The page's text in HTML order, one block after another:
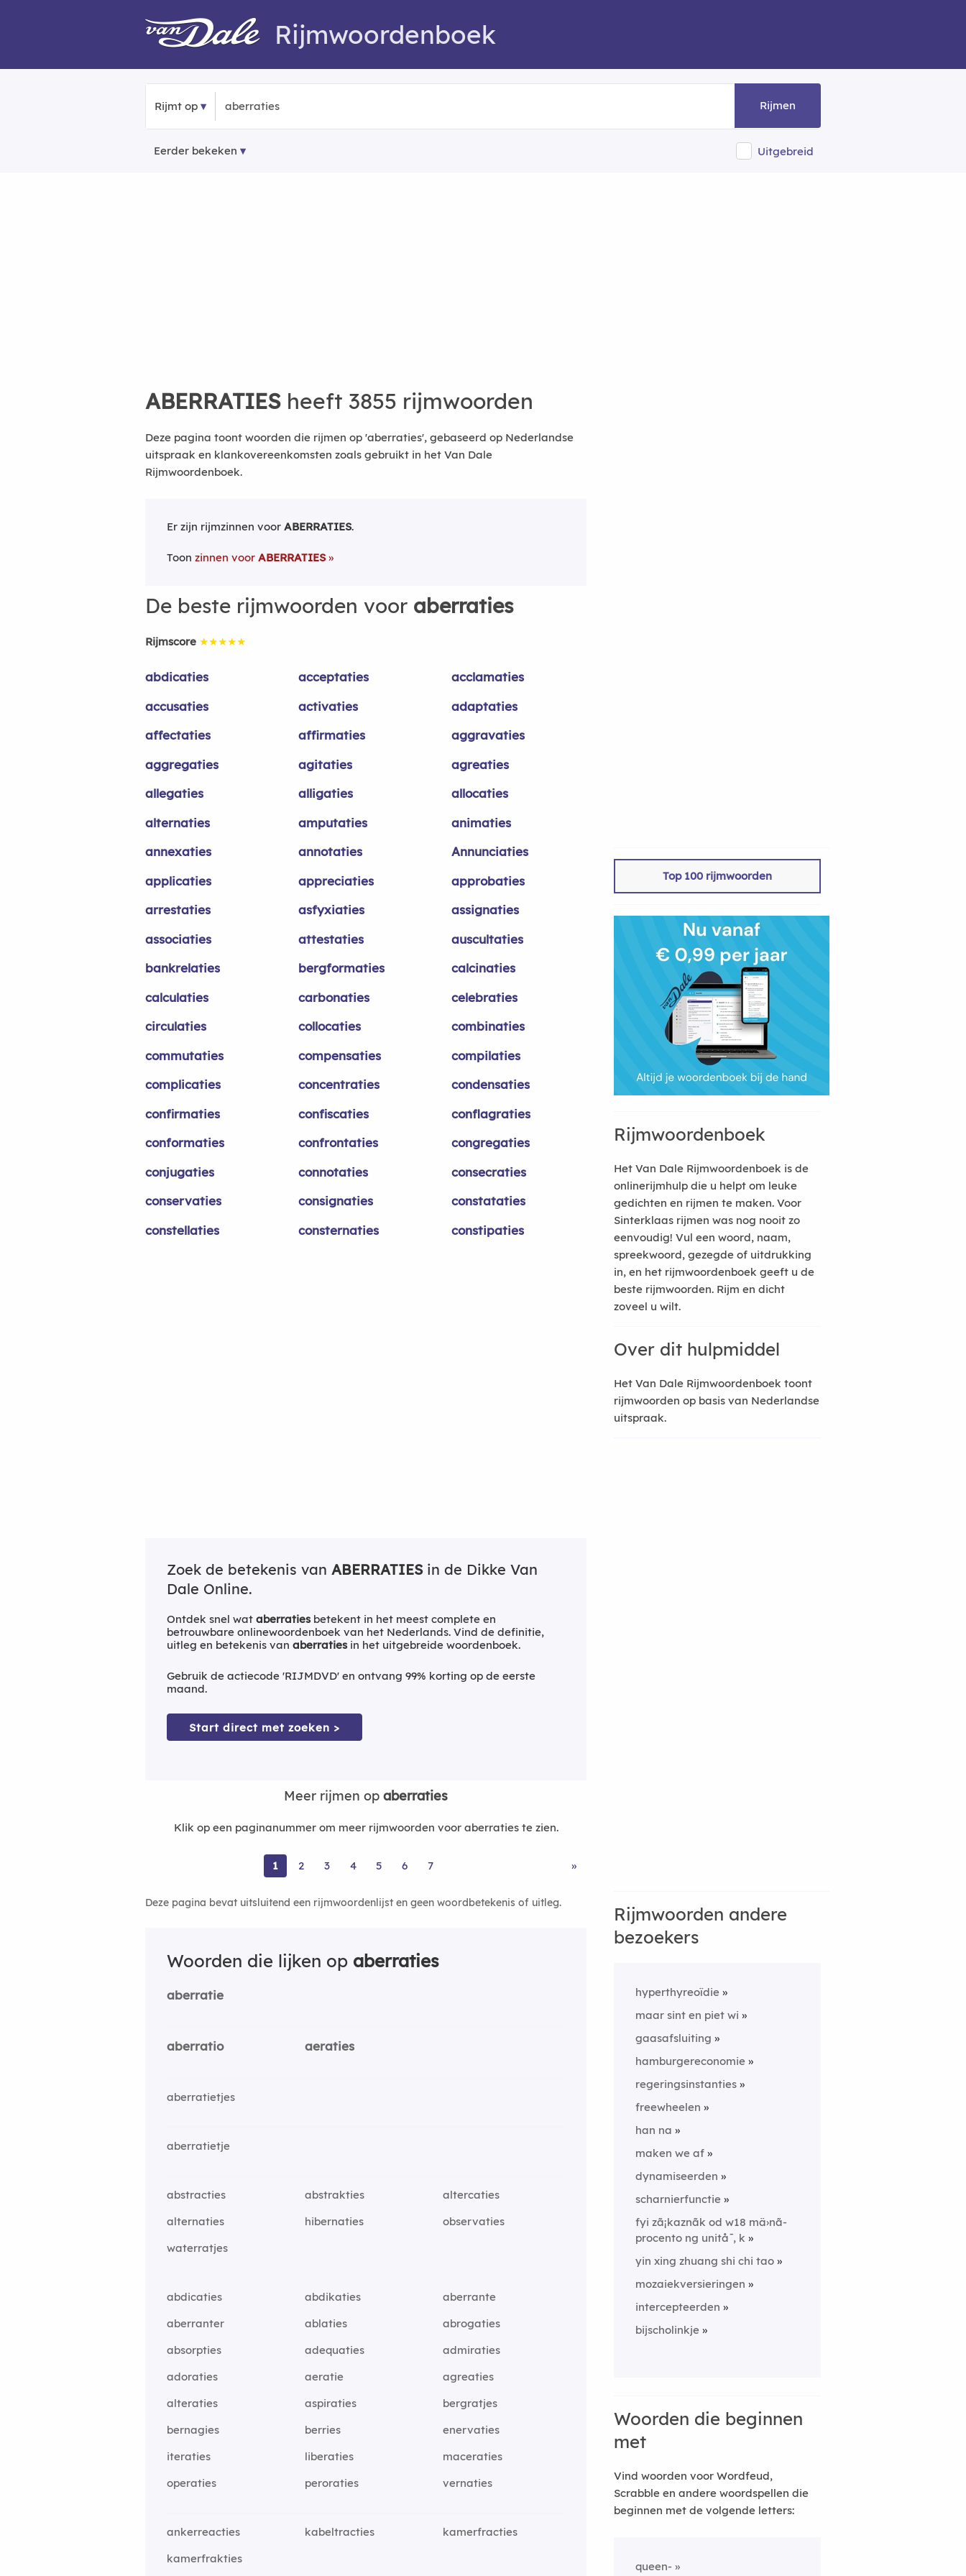
Rijmwoordenboek
Rijmt op Rijmen
Eerder bekeken Uitgebreid
ABERRATIES heeft 3855 rijmwoorden
Deze pagina toont woorden die rijmen op 'aberraties', gebaseerd op Nederlandse
uitspraak en klankovereenkomsten zoals gebruikt in het Van Dale
Rijmwoordenboek.
Er zijn rijmzinnen voor ABERRATIES.
Toon zinnen voor ABERRATIES
De beste rijmwoorden voor aberraties
Rijmscore ★★★★★
abdicaties acceptaties
acclamaties
accusaties
activaties
adaptaties
affectaties
affirmaties
aggravaties
aggregaties
agitaties
agreaties
allegaties
alligaties
allocaties
alternaties
amputaties
animaties
annexaties
annotaties
Annunciaties
applicaties
appreciaties
approbaties
arrestaties
asfyxiaties
assignaties
associaties
attestaties
auscultaties
bankrelaties
bergformaties
calcinaties
calculaties
carbonaties
celebraties
circulaties
collocaties
combinaties
commutaties
compensaties
compilaties
complicaties
concentraties
condensaties
confirmaties
confiscaties
conflagraties
conformaties
confrontaties
congregaties
conjugaties
connotaties
consecraties
conservaties
consignaties
constataties
constellaties
consternaties constipaties
Zoek de betekenis van ABERRATIESin de Dikke Van
Dale Online.
Ontdek snel wat aberratiesbetekent in het meest complete en
betrouwbare onlinewoordenboek van het Nederlands. Vind de definitie,
uitleg en betekenis van aberratiesin het uitgebreide woordenboek.
Gebruik de actiecode 'RIJMDVD' en ontvang 99% korting op de eerste
maand.
Start direct met zoeken >
Meer rijmen opaberraties
Klik op een paginanummer om meer rijmwoorden voor aberraties te zien.
1 2 3 4 5 6 7 »
Deze pagina bevat uitsluitend een rijmwoordenlijst en geen woordbetekenis of uitleg.
Woorden die lijken op aberraties
aberratie
aberratio aeraties
aberratietjes
aberratietje
abstracties abstrakties
altercaties
alternaties
hibernaties
observaties
waterratjes
abdicaties abdikaties
aberrante
aberranter
ablaties
abrogaties
absorpties
adequaties
admiraties
adoraties
aeratie
agreaties
alteraties
aspiraties
bergratjes
bernagies
berries
enervaties
iteraties
liberaties
maceraties
operaties
peroraties vernaties
ankerreacties kabeltracties
kamerfracties
kamerfrakties
Top 100 rijmwoorden
Rijmwoordenboek
Het Van Dale Rijmwoordenboek is de
onlinerijmhulp die u helpt om leuke
gedichten en rijmen te maken. Voor
Sinterklaas rijmen was nog nooit zo
eenvoudig! Vul een woord, naam,
spreekwoord, gezegde of uitdrukking
in, en het rijmwoordenboek geeft u de
beste rijmwoorden. Rijm en dicht
zoveel u wilt.
Over dit hulpmiddel
Het Van Dale Rijmwoordenboek toont
rijmwoorden op basis van Nederlandse
uitspraak.
Rijmwoorden andere
bezoekers
hyperthyreoïdie
maar sint en piet wi
gaasafsluiting
hamburgereconomie
regeringsinstanties
freewheelen
han na
maken we af
dynamiseerden
scharnierfunctie
fyi zã¡kaznã­k od w18 mä›nã­
procento ng unitå¯, k
yin xing zhuang shi chi tao
mozaiekversieringen
intercepteerden
bijscholinkje
Woorden die beginnen
met
Vind woorden voor Wordfeud,
Scrabble en andere woordspellen die
beginnen met de volgende letters:
queen-